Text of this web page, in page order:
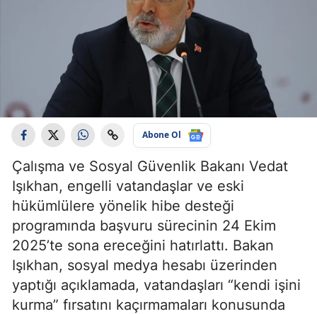
Abone Ol
Çalışma ve Sosyal Güvenlik Bakanı Vedat
Işıkhan, engelli vatandaşlar ve eski
hükümlülere yönelik hibe desteği
programında başvuru sürecinin 24 Ekim
2025’te sona ereceğini hatırlattı. Bakan
Işıkhan, sosyal medya hesabı üzerinden
yaptığı açıklamada, vatandaşları “kendi işini
kurma” fırsatını kaçırmamaları konusunda